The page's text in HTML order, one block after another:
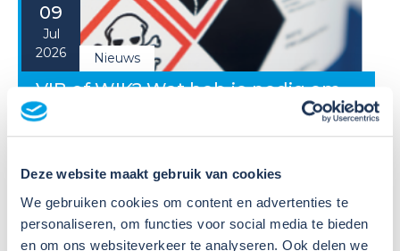
Deze website maakt gebruik van cookies
We gebruiken cookies om content en advertenties te
personaliseren, om functies voor social media te bieden
en om ons websiteverkeer te analyseren. Ook delen we
09
Jul
2026
Nieuws
VIB of WIK? Wat heb je nodig om
veilig te werken met gevaarlijke
stoffen?
Veel organisaties hebben
Veiligheidsinformatiebladen (VIB's) of mini-VIB's
beschikbaar voor de gevaarlijke stoffen waarmee zij
werken. Dat is een belangrijke eerste stap, maar